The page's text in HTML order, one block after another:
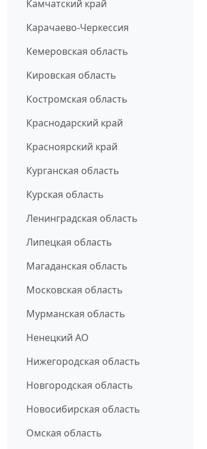
Камчатский край
Карачаево-Черкессия
Кемеровская область
Кировская область
Костромская область
Краснодарский край
Красноярский край
Курганская область
Курская область
Ленинградская область
Липецкая область
Магаданская область
Московская область
Мурманская область
Ненецкий АО
Нижегородская область
Новгородская область
Новосибирская область
Омская область